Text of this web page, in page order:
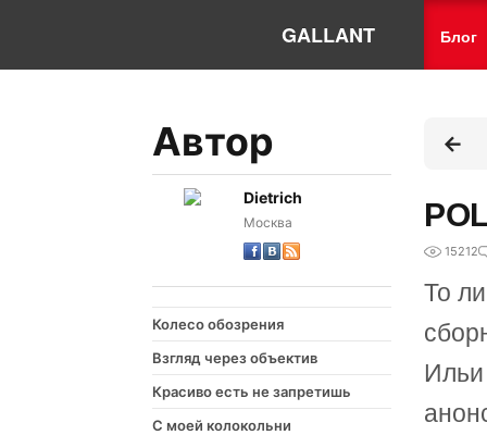
GALLANT Блог
Автор
Dietrich
Москва
Колесо обозрения
Взгляд через объектив
Красиво есть не запретишь
С моей колокольни
15212
То